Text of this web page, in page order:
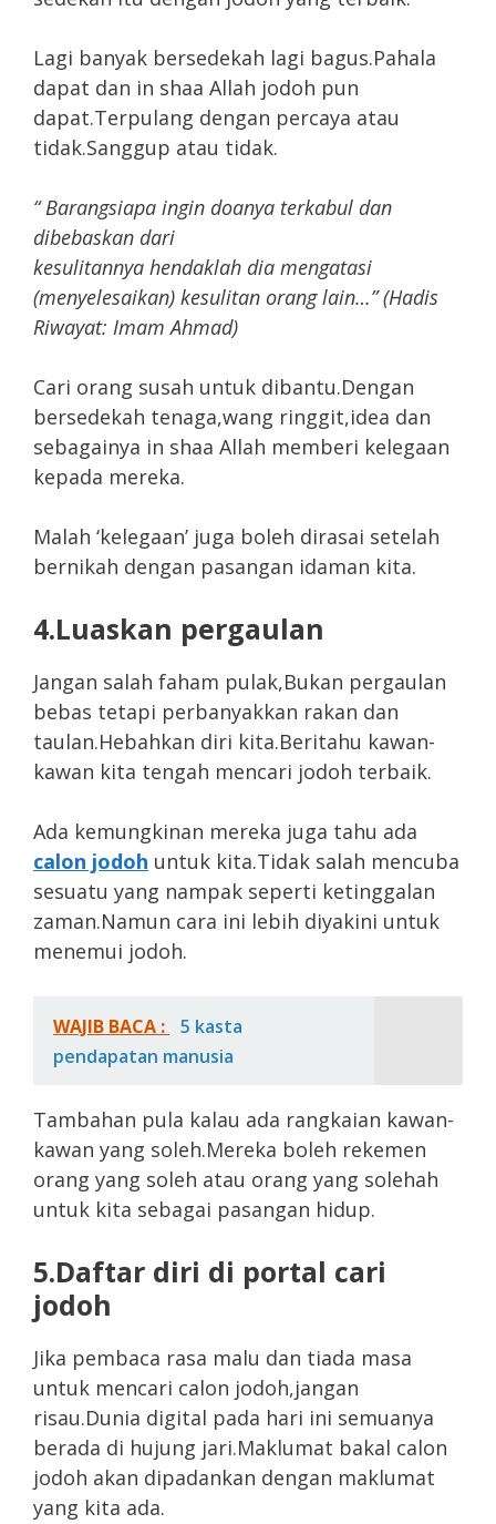
Lagi banyak bersedekah lagi bagus.Pahala
dapat dan in shaa Allah jodoh pun
dapat.Terpulang dengan percaya atau
tidak.Sanggup atau tidak.
“ Barangsiapa ingin doanya terkabul dan
dibebaskan dari
kesulitannya hendaklah dia mengatasi
(menyelesaikan) kesulitan orang lain…” (Hadis
Riwayat: Imam Ahmad)
Cari orang susah untuk dibantu.Dengan
bersedekah tenaga,wang ringgit,idea dan
sebagainya in shaa Allah memberi kelegaan
kepada mereka.
Malah ‘kelegaan’ juga boleh dirasai setelah
bernikah dengan pasangan idaman kita.
4.Luaskan pergaulan
Jangan salah faham pulak,Bukan pergaulan
bebas tetapi perbanyakkan rakan dan
taulan.Hebahkan diri kita.Beritahu kawan-
kawan kita tengah mencari jodoh terbaik.
Ada kemungkinan mereka juga tahu ada
calon jodoh untuk kita.Tidak salah mencuba
sesuatu yang nampak seperti ketinggalan
zaman.Namun cara ini lebih diyakini untuk
menemui jodoh.
WAJIB BACA :
5 kasta
pendapatan manusia
Tambahan pula kalau ada rangkaian kawan-
kawan yang soleh.Mereka boleh rekemen
orang yang soleh atau orang yang solehah
untuk kita sebagai pasangan hidup.
5.Daftar diri di portal cari
jodoh
Jika pembaca rasa malu dan tiada masa
untuk mencari calon jodoh,jangan
risau.Dunia digital pada hari ini semuanya
berada di hujung jari.Maklumat bakal calon
jodoh akan dipadankan dengan maklumat
yang kita ada.